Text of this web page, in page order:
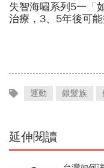
失智海嘯系列5一「
治療，3、5年後可
運動 銀髮族
延伸閱讀